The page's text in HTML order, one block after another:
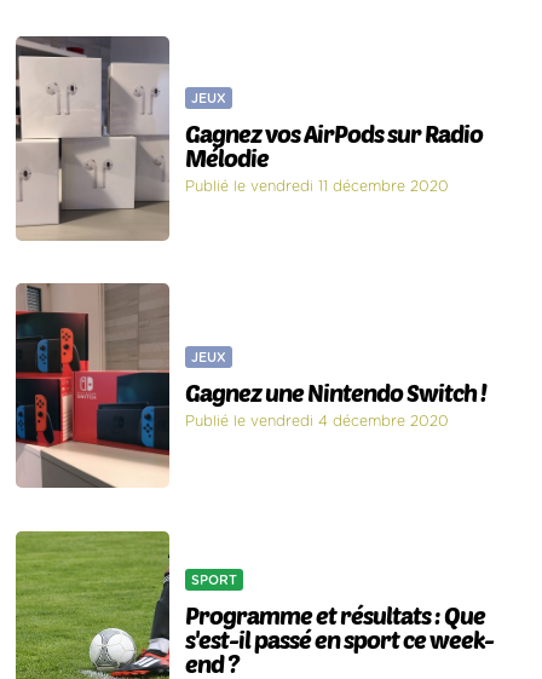
JEUX
Gagnez vos AirPods sur Radio
Mélodie
Publié le vendredi 11 décembre 2020
JEUX
Gagnez une Nintendo Switch !
Publié le vendredi 4 décembre 2020
SPORT
Programme et résultats : Que
s'est-il passé en sport ce week-
end ?